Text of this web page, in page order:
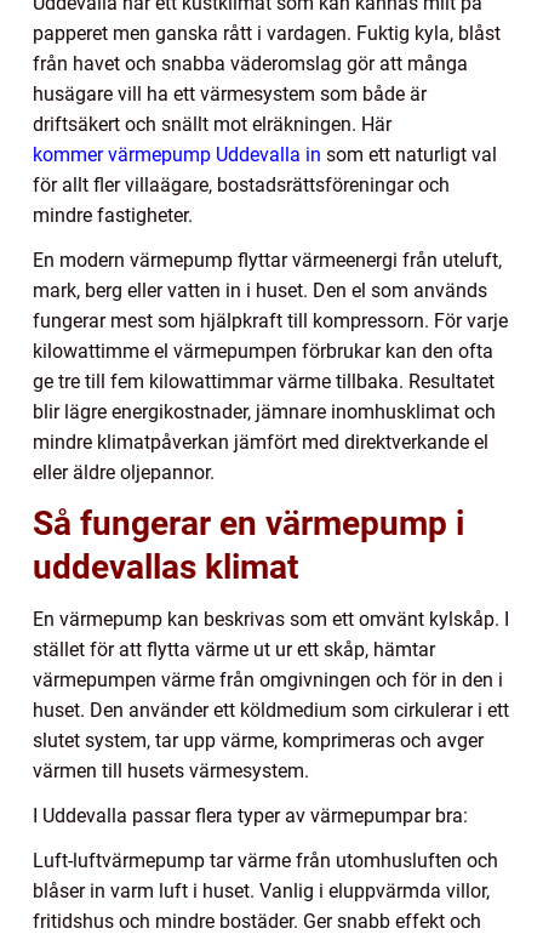
papperet men ganska rått i vardagen. Fuktig kyla, blåst
från havet och snabba väderomslag gör att många
husägare vill ha ett värmesystem som både är
driftsäkert och snällt mot elräkningen. Här
kommer värmepump Uddevalla in som ett naturligt val
för allt fler villaägare, bostadsrättsföreningar och
mindre fastigheter.
En modern värmepump flyttar värmeenergi från uteluft,
mark, berg eller vatten in i huset. Den el som används
fungerar mest som hjälpkraft till kompressorn. För varje
kilowattimme el värmepumpen förbrukar kan den ofta
ge tre till fem kilowattimmar värme tillbaka. Resultatet
blir lägre energikostnader, jämnare inomhusklimat och
mindre klimatpåverkan jämfört med direktverkande el
eller äldre oljepannor.
Så fungerar en värmepump i
uddevallas klimat
En värmepump kan beskrivas som ett omvänt kylskåp. I
stället för att flytta värme ut ur ett skåp, hämtar
värmepumpen värme från omgivningen och för in den i
huset. Den använder ett köldmedium som cirkulerar i ett
slutet system, tar upp värme, komprimeras och avger
värmen till husets värmesystem.
I Uddevalla passar flera typer av värmepumpar bra:
Luft-luftvärmepump tar värme från utomhusluften och
blåser in varm luft i huset. Vanlig i eluppvärmda villor,
fritidshus och mindre bostäder. Ger snabb effekt och